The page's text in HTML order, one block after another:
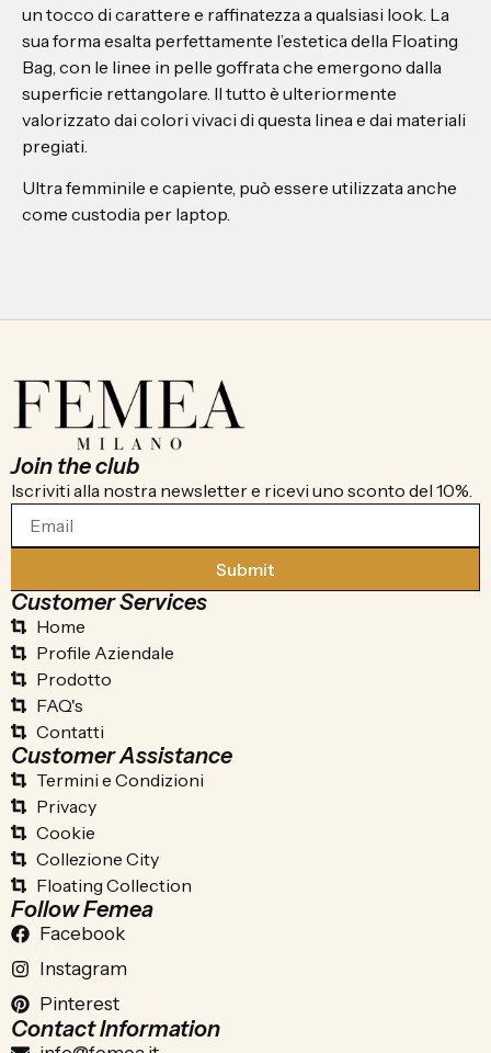
un tocco di carattere e raffinatezza a qualsiasi look. La
sua forma esalta perfettamente l’estetica della Floating
Bag, con le linee in pelle goffrata che emergono dalla
superficie rettangolare. Il tutto è ulteriormente
valorizzato dai colori vivaci di questa linea e dai materiali
pregiati.
Ultra femminile e capiente, può essere utilizzata anche
come custodia per laptop.
Join the club
Iscriviti alla nostra newsletter e ricevi uno sconto del 10%.
Submit
Customer Services
Home
Profile Aziendale
Prodotto
FAQ's
Contatti
Customer Assistance
Termini e Condizioni
Privacy
Cookie
Collezione City
Floating Collection
Follow Femea
Facebook
Instagram
Pinterest
Contact Information